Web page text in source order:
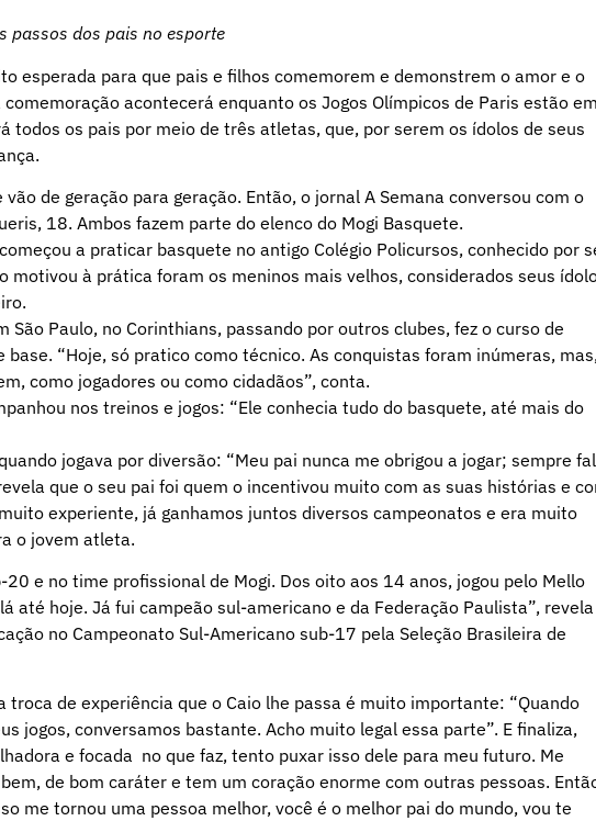
passos dos pais no esporte
esperada para que pais e filhos comemorem e demonstrem o amor e o
acontecerá enquanto os Jogos Olímpicos de Paris estão
todos os pais por meio de três atletas, que, por serem os ídolos de seus
de geração para geração. Então, o jornal A Semana conversou com o
18. Ambos fazem parte do elenco do Mogi Basquete.
a praticar basquete no antigo Colégio Policursos, conhecido por
motivou à prática foram os meninos mais velhos, considerados seus
São Paulo, no Corinthians, passando por outros clubes, fez o curso de
“Hoje, só pratico como técnico. As conquistas foram inúmeras,
como jogadores ou como cidadãos”, conta.
nos treinos e jogos: “Ele conhecia tudo do basquete, até mais do
jogava por diversão: “Meu pai nunca me obrigou a jogar; sempre
que o seu pai foi quem o incentivou muito com as suas histórias e
experiente, já ganhamos juntos diversos campeonatos e era muito
o jovem atleta.
e no time profissional de Mogi. Dos oito aos 14 anos, jogou pelo Mello
até hoje. Já fui campeão sul-americano e da Federação Paulista”, revela
no Campeonato Sul-Americano sub-17 pela Seleção Brasileira de
troca de experiência que o Caio lhe passa é muito importante: “Quando
jogos, conversamos bastante. Acho muito legal essa parte”. E finaliza,
e focada no que faz, tento puxar isso dele para meu futuro. Me
de bom caráter e tem um coração enorme com outras pessoas.
me tornou uma pessoa melhor, você é o melhor pai do mundo, vou te